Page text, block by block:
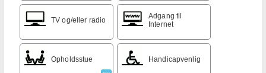
TV og/eller radio
Adgang til
Internet
Opholdsstue Handicapvenlig